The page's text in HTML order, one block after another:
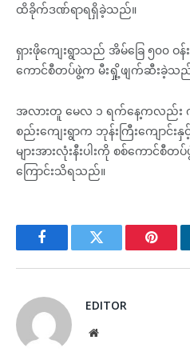
ထိခိုက်ဒဏ်ရာရရှိခဲ့သည်။
ရှားဖိုကျေးရွာသည် အိမ်ခြေ ၅၀၀ ဝန်
ကောင်စီတပ်ဖွဲ့က မီးရှို့ဖျက်ဆီးခဲ့
အလားတူ မေလ ၁ ရက်နေ့ကလည်း
စည်းကျေးရွာက ဘုန်းကြီးကျောင်
များအားလုံးနီးပါးကို စစ်ကောင်
ကြောင်းသိရသည်။
FacebookTwitter
EDITOR
Website